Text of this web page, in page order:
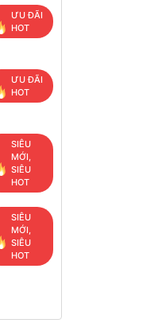
ƯU ĐÃI
HOT
ƯU ĐÃI
HOT
SIÊU
MỚI,
SIÊU
HOT
SIÊU
MỚI,
SIÊU
HOT